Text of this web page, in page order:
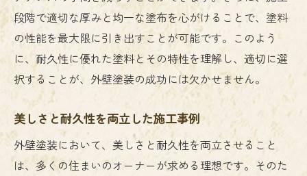
段階で適切な厚みと均一な塗布を心がけることで、塗料
の性能を最大限に引き出すことが可能です。このよう
に、耐久性に優れた塗料とその特性を理解し、適切に選
択することが、外壁塗装の成功には欠かせません。
美しさと耐久性を両立した施工事例
外壁塗装において、美しさと耐久性を両立させること
は、多くの住まいのオーナーが求める理想です。そのた